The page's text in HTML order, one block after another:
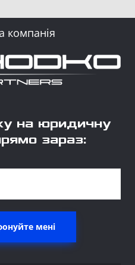
компанія
на юридичну
зараз:
мені